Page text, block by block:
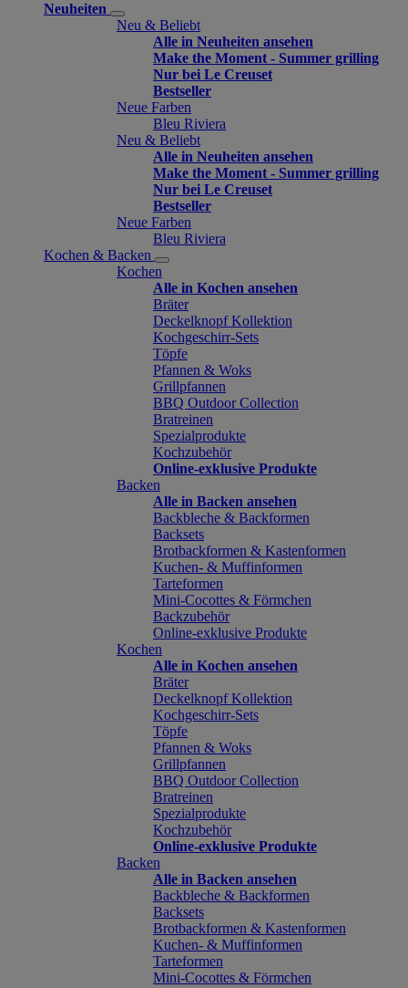
Neuheiten
Neu & Beliebt
Alle in Neuheiten ansehen
Make the Moment - Summer grilling
Nur bei Le Creuset
Bestseller
Neue Farben
Bleu Riviera
Neu & Beliebt
Alle in Neuheiten ansehen
Make the Moment - Summer grilling
Nur bei Le Creuset
Bestseller
Neue Farben
Bleu Riviera
Kochen & Backen
Kochen
Alle in Kochen ansehen
Bräter
Deckelknopf Kollektion
Kochgeschirr-Sets
Töpfe
Pfannen & Woks
Grillpfannen
BBQ Outdoor Collection
Bratreinen
Spezialprodukte
Kochzubehör
Online-exklusive Produkte
Backen
Alle in Backen ansehen
Backbleche & Backformen
Backsets
Brotbackformen & Kastenformen
Kuchen- & Muffinformen
Tarteformen
Mini-Cocottes & Förmchen
Backzubehör
Online-exklusive Produkte
Kochen
Alle in Kochen ansehen
Bräter
Deckelknopf Kollektion
Kochgeschirr-Sets
Töpfe
Pfannen & Woks
Grillpfannen
BBQ Outdoor Collection
Bratreinen
Spezialprodukte
Kochzubehör
Online-exklusive Produkte
Backen
Alle in Backen ansehen
Backbleche & Backformen
Backsets
Brotbackformen & Kastenformen
Kuchen- & Muffinformen
Tarteformen
Mini-Cocottes & Förmchen